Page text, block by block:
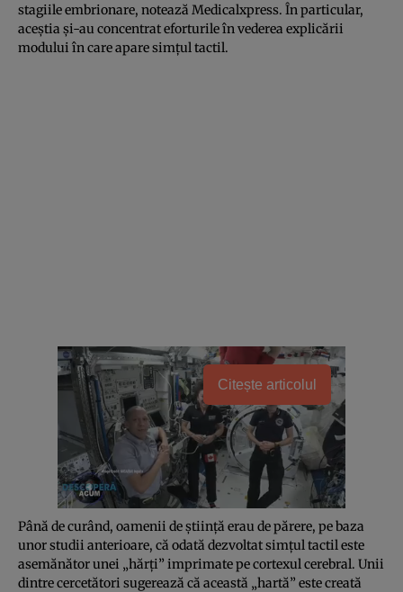
stagiile embrionare, notează Medicalxpress. În particular,
aceştia şi-au concentrat eforturile în vederea explicării
modului în care apare simţul tactil.
Citește articolul
Până de curând, oamenii de ştiinţă erau de părere, pe baza
unor studii anterioare, că odată dezvoltatsimţul tactileste
asemănător unei „hărţi” imprimate pe cortexul cerebral. Unii
dintre cercetători sugerează că această „hartă” este creată